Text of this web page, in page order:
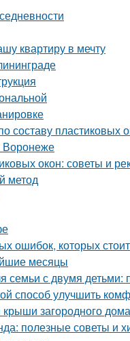
квартиру в мечту
составу пластиковых
Воронеже
окон: советы и
метод
ошибок, которых
месяцы
с двумя детьми:
способ улучшить
загородного дома
полезные советы и